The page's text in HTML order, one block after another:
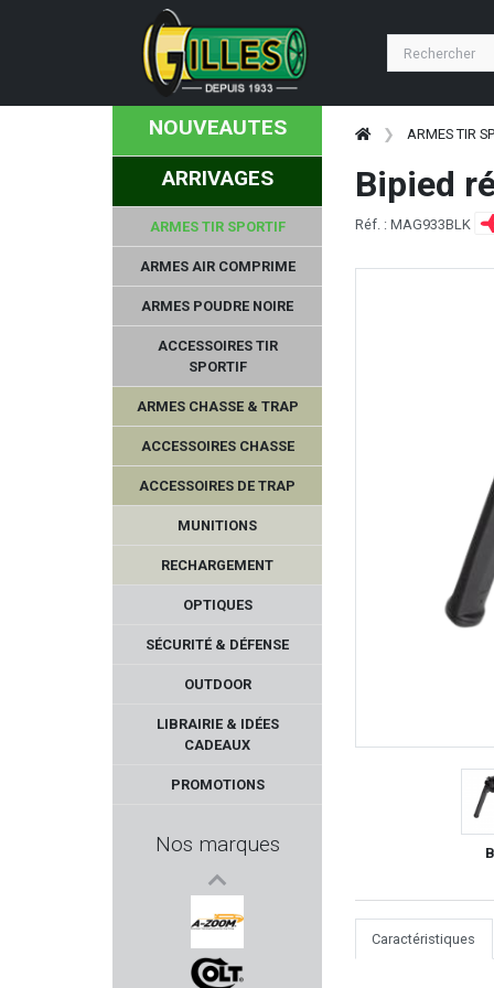
NOUVEAUTES
ARRIVAGES
ARMES TIR SPORTIF
ARMES AIR COMPRIME
ARMES POUDRE NOIRE
ACCESSOIRES TIR
SPORTIF
ARMES CHASSE & TRAP
ACCESSOIRES CHASSE
ACCESSOIRES DE TRAP
MUNITIONS
RECHARGEMENT
OPTIQUES
SÉCURITÉ & DÉFENSE
OUTDOOR
LIBRAIRIE & IDÉES
CADEAUX
PROMOTIONS
Nos marques
DUPLEKS
A-ZOOM
ARMES TIR
Bipied
Réf. : MAG933BLK
Caractéristiques